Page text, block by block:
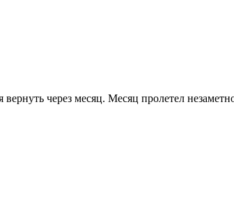
через месяц. Месяц пролетел